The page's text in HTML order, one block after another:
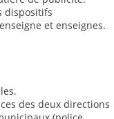
dispositifs
et enseignes.
des deux directions